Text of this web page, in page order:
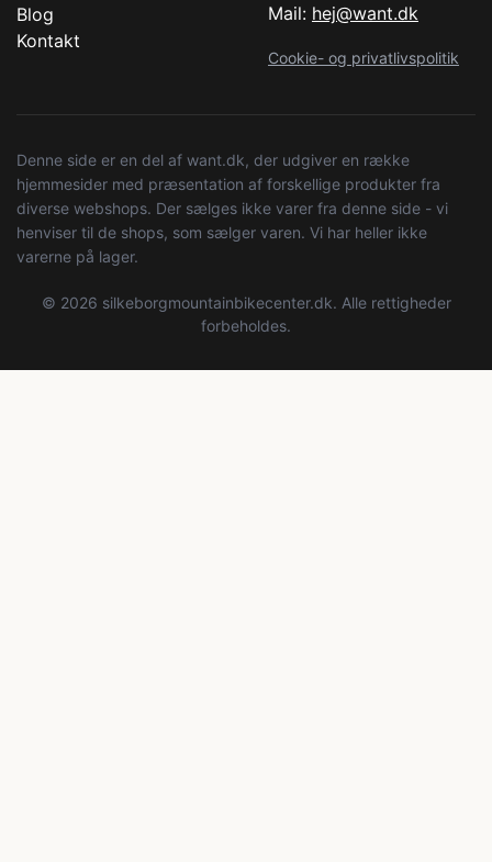
Blog
Kontakt
Mail: hej@want.dk
Cookie- og privatlivspolitik
Denne side er en del af want.dk, der udgiver en række
hjemmesider med præsentation af forskellige produkter fra
diverse webshops. Der sælges ikke varer fra denne side - vi
henviser til de shops, som sælger varen. Vi har heller ikke
varerne på lager.
© 2026 silkeborgmountainbikecenter.dk. Alle rettigheder
forbeholdes.